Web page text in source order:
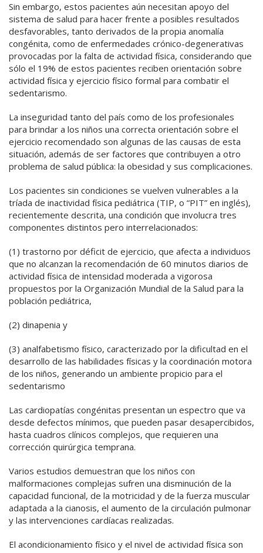
Sin embargo, estos pacientes aún necesitan apoyo del
sistema de salud para hacer frente a posibles resultados
desfavorables, tanto derivados de la propia anomalía
congénita, como de enfermedades crónico-degenerativas
provocadas por la falta de actividad física, considerando que
sólo el 19% de estos pacientes reciben orientación sobre
actividad física y ejercicio físico formal para combatir el
sedentarismo.
La inseguridad tanto del país como de los profesionales
para brindar a los niños una correcta orientación sobre el
ejercicio recomendado son algunas de las causas de esta
situación, además de ser factores que contribuyen a otro
problema de salud pública: la obesidad y sus complicaciones.
Los pacientes sin condiciones se vuelven vulnerables a la
tríada de inactividad física pediátrica (TIP, o “PIT” en inglés),
recientemente descrita, una condición que involucra tres
componentes distintos pero interrelacionados:
(1) trastorno por déficit de ejercicio, que afecta a individuos
que no alcanzan la recomendación de 60 minutos diarios de
actividad física de intensidad moderada a vigorosa
propuestos por la Organización Mundial de la Salud para la
población pediátrica,
(2) dinapenia y
(3) analfabetismo físico, caracterizado por la dificultad en el
desarrollo de las habilidades físicas y la coordinación motora
de los niños, generando un ambiente propicio para el
sedentarismo
Las cardiopatías congénitas presentan un espectro que va
desde defectos mínimos, que pueden pasar desapercibidos,
hasta cuadros clínicos complejos, que requieren una
corrección quirúrgica temprana.
Varios estudios demuestran que los niños con
malformaciones complejas sufren una disminución de la
capacidad funcional, de la motricidad y de la fuerza muscular
adaptada a la cianosis, el aumento de la circulación pulmonar
y las intervenciones cardíacas realizadas.
El acondicionamiento físico y el nivel de actividad física son